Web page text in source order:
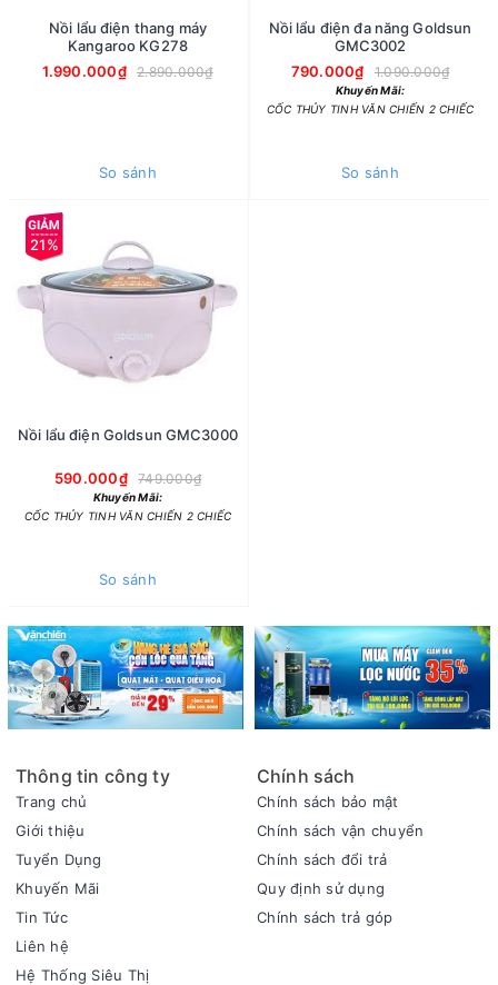
Nồi lẩu điện thang máy
Kangaroo KG278
1.990.000₫
2.890.000₫
So sánh
Nồi lẩu điện đa năng Goldsun
GMC3002
790.000₫
1.090.000₫
Khuyến Mãi:
CỐC THỦY TINH VĂN CHIẾN 2 CHIẾC
So sánh
21%
Nồi lẩu điện Goldsun GMC3000
590.000₫ 749.000₫
Khuyến Mãi:
CỐC THỦY TINH VĂN CHIẾN 2 CHIẾC
So sánh
Thông tin công ty
Trang chủ
Giới thiệu
Tuyển Dụng
Khuyến Mãi
Tin Tức
Liên hệ
Hệ Thống Siêu Thị
Chính sách
Chính sách bảo mật
Chính sách vận chuyển
Chính sách đổi trả
Quy định sử dụng
Chính sách trả góp